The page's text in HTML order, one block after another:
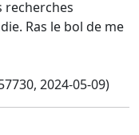
recherches
Ras le bol de me
2024-05-09)